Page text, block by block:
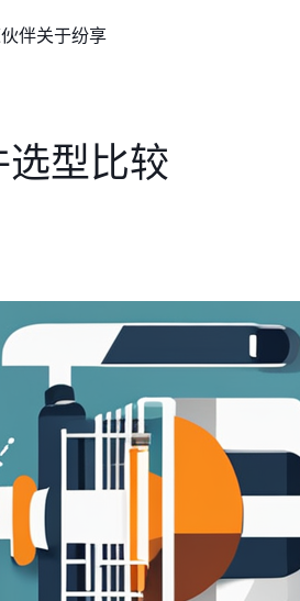
伴关于纷享
型比较